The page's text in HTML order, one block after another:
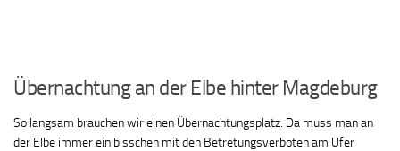
Übernachtung an der Elbe hinter Magdeburg
So langsam brauchen wir einen Übernachtungsplatz. Da muss man an
der Elbe immer ein bisschen mit den Betretungsverboten am Ufer